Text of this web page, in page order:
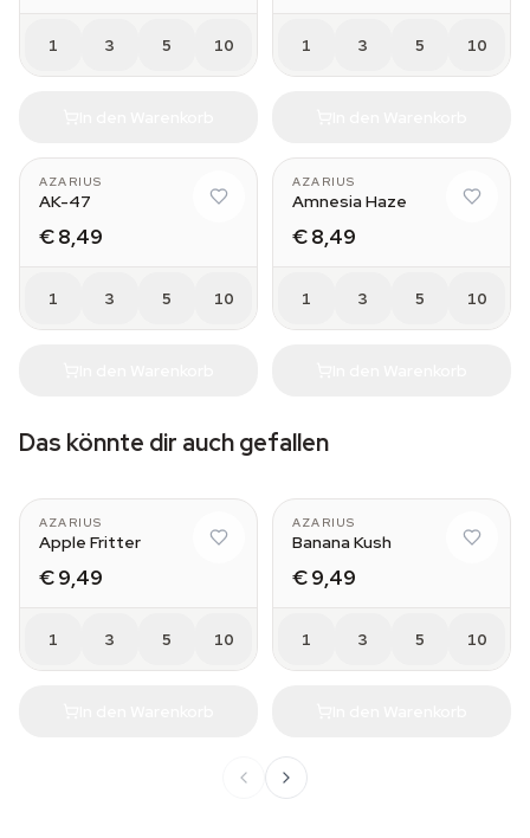
1 3 5 10 1 3 5 10
AZARIUS
AK-47
€ 8,49
1 3 5 10
AZARIUS
Amnesia Haze
€ 8,49
1 3 5 10
Das könnte dir auch gefallen
AZARIUS
Apple Fritter
€ 9,49
1 3 5 10
AZARIUS
Banana Kush
€ 9,49
1 3 5 10